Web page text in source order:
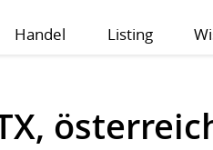
Handel Listing